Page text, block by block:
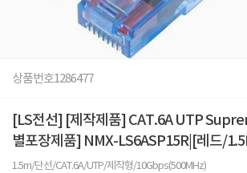
상품번호1286477
[LS전선] [제작제품] CAT.6A UTP
별포장제품] NMX-LS6ASP15R|[레드/
1.5m/단선/CAT.6A/UTP/제작형/10Gbps(500MHz)